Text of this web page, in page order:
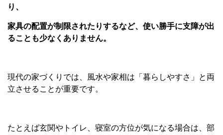
り、
家具の配置が制限されたりするなど、使い勝手に支障が出
ることも少なくありません。
現代の家づくりでは、風水や家相は「暮らしやすさ」と両
立させることが重要です。
たとえば玄関やトイレ、寝室の方位が気になる場合は、部